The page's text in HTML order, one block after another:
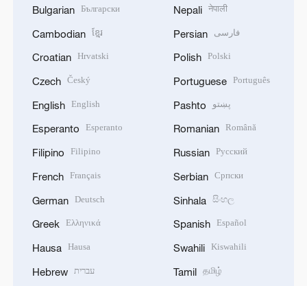
Bulgarian Български
Cambodian ខ្មែរ
Croatian Hrvatski
Czech Český
English English
Esperanto Esperanto
Filipino Filipino
French Français
German Deutsch
Greek Ελληνικά
Hausa Hausa
Hebrew עברית
Nepali नेपाली
Persian فارسی
Polish Polski
Portuguese Português
Pashto پښتو
Romanian Română
Russian Русский
Serbian Српски
Sinhala සිංහල
Spanish Español
Swahili Kiswahili
Tamil தமிழ்